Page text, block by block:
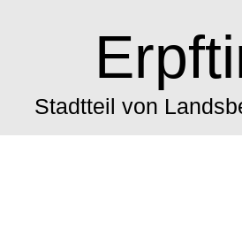
Stadtteil von